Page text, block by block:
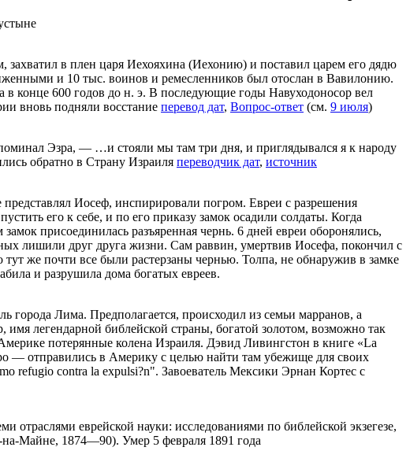
захватил в плен царя Иехояхина (Иехонию) и поставил царем его дядю
и 10 тыс. воинов и ремесленников был отослан в Вавилонию.
в конце 600 годов до н. э. В последующие годы Навуходоносор вел
вновь подняли восстание перевод дат, Вопрос-ответ (см. 9 июля)
Эзра, — …и стояли мы там три дня, и приглядывался я к народу
обратно в Страну Израиля переводчик дат, источник
Иосеф, инспирировали погром. Евреи с разрешения
его к себе, и по его приказу замок осадили солдаты. Когда
присоединилась разъяренная чернь. 6 дней евреи оборонялись,
лишили друг друга жизни. Сам раввин, умертвив Иосефа, покончил с
же почти все были растерзаны чернью. Толпа, не обнаружив в замке
и разрушила дома богатых евреев.
города Лима. Предполагается, происходил из семьи марранов, а
легендарной библейской страны, богатой золотом, возможно так
потерянные колена Израиля. Дэвид Ливингстон в книге «La
— отправились в Америку с целью найти там убежище для своих
refugio contra la expulsi?n". Завоеватель Мексики Эрнан Кортес с
еврейской науки: исследованиями по библейской экзегезе,
на-Майне, 1874—90). Умер 5 февраля 1891 года